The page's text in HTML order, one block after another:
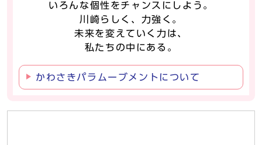
いろんな個性をチャンスにしよう。
川崎らしく、力強く。
未来を変えていく力は、
私たちの中にある。
かわさきパラムーブメントについて